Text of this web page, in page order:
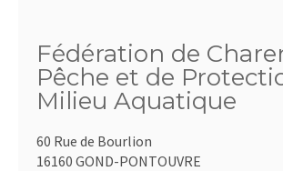
Fédération de
Pêche et de
Milieu Aquatique
60 Rue de Bourlion
16160 GOND-PONTOUVRE